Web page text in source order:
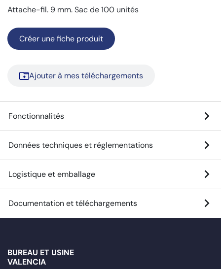
Attache-fil. 9 mm. Sac de 100 unités
Créer une fiche produit
Ajouter à mes téléchargements
Fonctionnalités
Données techniques et réglementations
Logistique et emballage
Documentation et téléchargements
BUREAU ET USINE
VALENCIA